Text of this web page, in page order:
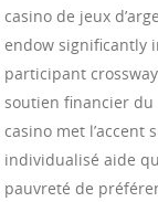
casino de jeux
endow significantly
participant
soutien financier du
casino met
individualisé aide
pauvreté de